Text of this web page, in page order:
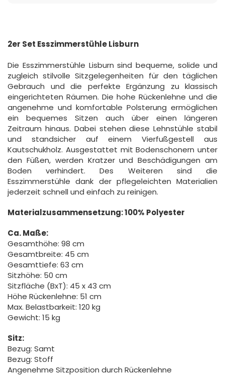
2er Set Esszimmerstühle Lisburn
Die Esszimmerstühle Lisburn sind bequeme, solide und
zugleich stilvolle Sitzgelegenheiten für den täglichen
Gebrauch und die perfekte Ergänzung zu klassisch
eingerichteten Räumen. Die hohe Rückenlehne und die
angenehme und komfortable Polsterung ermöglichen
ein bequemes Sitzen auch über einen längeren
Zeitraum hinaus. Dabei stehen diese Lehnstühle stabil
und standsicher auf einem Vierfußgestell aus
Kautschukholz. Ausgestattet mit Bodenschonern unter
den Füßen, werden Kratzer und Beschädigungen am
Boden verhindert. Des Weiteren sind die
Esszimmerstühle dank der pflegeleichten Materialien
jederzeit schnell und einfach zu reinigen.
Materialzusammensetzung: 100% Polyester
Ca. Maße:
Gesamthöhe: 98 cm
Gesamtbreite: 45 cm
Gesamttiefe: 63 cm
Sitzhöhe: 50 cm
Sitzfläche (BxT): 45 x 43 cm
Höhe Rückenlehne: 51 cm
Max. Belastbarkeit: 120 kg
Gewicht: 15 kg
Sitz:
Bezug: Samt
Bezug: Stoff
Angenehme Sitzposition durch Rückenlehne